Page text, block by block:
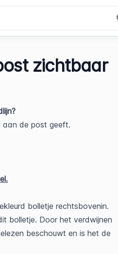
zichtbaar
aan de post geeft.
bolletje rechtsbovenin.
bolletje. Door het verdwijnen
beschouwt en is het de